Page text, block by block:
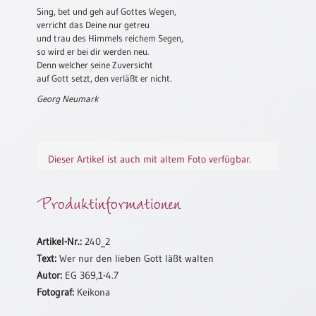
Neutral
Urkunden
Sortimente
Neuerscheinungen
Taufe
Konfirmation
Konfirmationsjubiläum
Sing, bet und geh auf Gottes Wegen,
verricht das Deine nur getreu
und trau des Himmels reichem Segen,
so wird er bei dir werden neu.
Denn welcher seine Zuversicht
auf Gott setzt, den verläßt er nicht.
Georg Neumark
Dieser Artikel ist auch mit altem Foto verfügbar.
Produktinformationen
Artikel-Nr.: 240_2
Text: Wer nur den lieben Gott läßt walten
Autor: EG 369,1-4.7
Fotograf: Keikona